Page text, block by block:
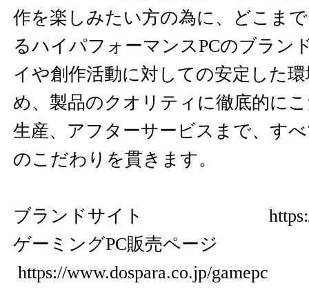
作を楽しみたい方の為に、どこま
るハイパフォーマンスPCのブラン
イや創作活動に対しての安定した
め、製品のクオリティに徹底的に
生産、アフターサービスまで、す
のこだわりを貫きます。
ブランドサイト
ゲーミングPC販売ページ
https://www.dospara.co.jp/gamepc